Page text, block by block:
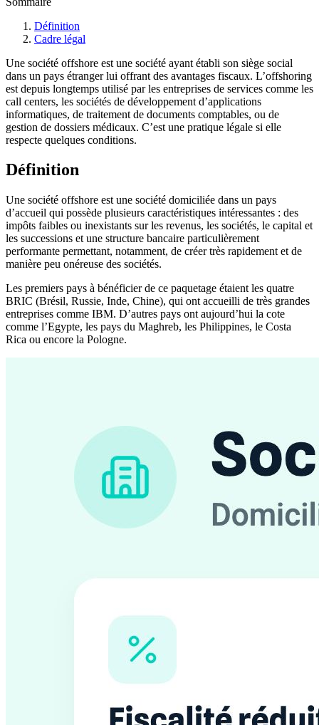
Définition
Cadre légal
Une société offshore est une société ayant établi son siège social
dans un pays étranger lui offrant des avantages fiscaux. L’offshoring
est depuis longtemps utilisé par les entreprises de services comme les
call centers, les sociétés de développement d’applications
informatiques, de traitement de documents comptables, ou de
gestion de dossiers médicaux. C’est une pratique légale si elle
respecte quelques conditions.
Définition
Une société offshore est une société domiciliée dans un pays
d’accueil qui possède plusieurs caractéristiques intéressantes : des
impôts faibles ou inexistants sur les revenus, les sociétés, le capital et
les successions et une structure bancaire particulièrement
performante permettant, notamment, de créer très rapidement et de
manière peu onéreuse des sociétés.
Les premiers pays à bénéficier de ce paquetage étaient les quatre
BRIC (Brésil, Russie, Inde, Chine), qui ont accueilli de très grandes
entreprises comme IBM. D’autres pays ont aujourd’hui la cote
comme l’Egypte, les pays du Maghreb, les Philippines, le Costa
Rica ou encore la Pologne.